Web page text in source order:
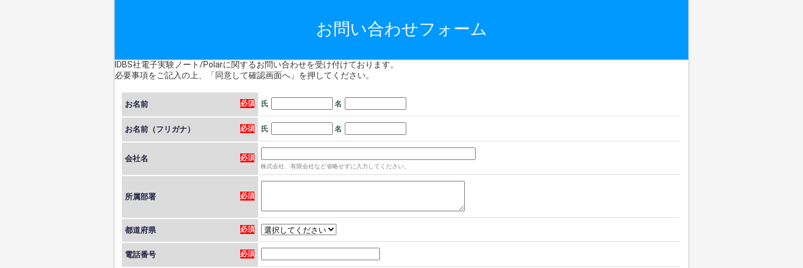
お問い合わせフォーム
IDBS社電子実験ノート/Polarに関するお問い合わせを受け付けております。
必要事項をご記入の上、「同意して確認画面へ」を押してください。
お名前 氏 名
お名前（フリガナ） 氏 名
会社名
株式会社、有限会社など省略せずに入力してください。
所属部署
都道府県
電話番号